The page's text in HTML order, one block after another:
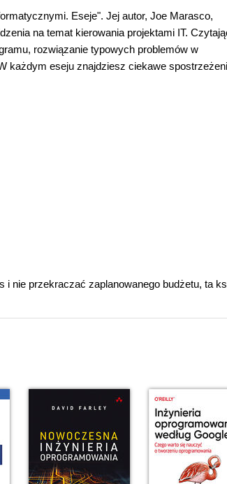
Eseje". Jej autor, Joe Marasco,
na temat kierowania projektami IT.
rozwiązanie typowych problemów w
każdym eseju znajdziesz ciekawe
nie przekraczać zaplanowanego budżetu, ta